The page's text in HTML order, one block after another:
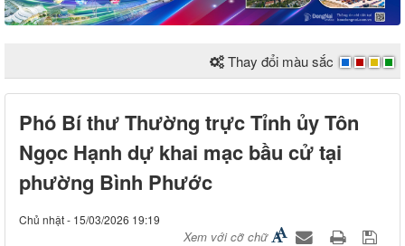
Thay đổi màu sắc
Phó Bí thư Thường trực Tỉnh ủy Tôn
Ngọc Hạnh dự khai mạc bầu cử tại
phường Bình Phước
Chủ nhật - 15/03/2026 19:19
Xem với cỡ chữ